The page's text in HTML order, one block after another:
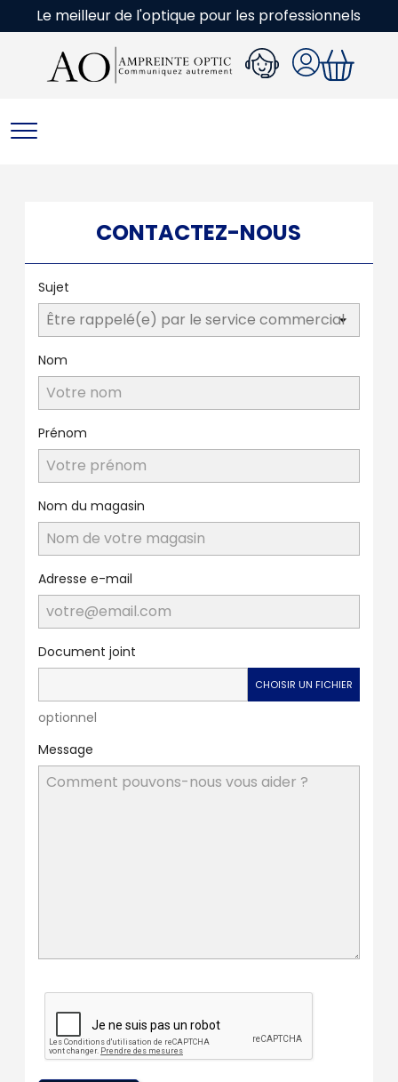
Le meilleur de l'optique pour les professionnels
CONTACTEZ-NOUS
Sujet
Nom
Prénom
Nom du magasin
Adresse e-mail
Document joint
CHOISIR UN FICHIER
optionnel
Message